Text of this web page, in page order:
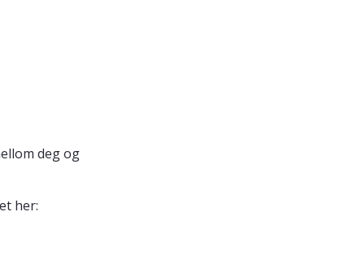
deg og
her: